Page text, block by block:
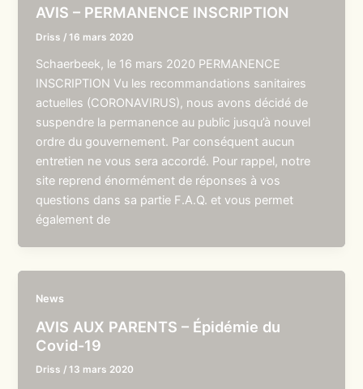
AVIS – PERMANENCE INSCRIPTION
Driss /16 mars 2020
Schaerbeek, le 16 mars 2020 PERMANENCE
INSCRIPTION Vu les recommandations sanitaires
actuelles (CORONAVIRUS), nous avons décidé de
suspendre la permanence au public jusqu’à nouvel
ordre du gouvernement. Par conséquent aucun
entretien ne vous sera accordé. Pour rappel, notre
site reprend énormément de réponses à vos
questions dans sa partie F.A.Q. et vous permet
également de
News
AVIS AUX PARENTS – Épidémie du
Covid-19
Driss /13 mars 2020